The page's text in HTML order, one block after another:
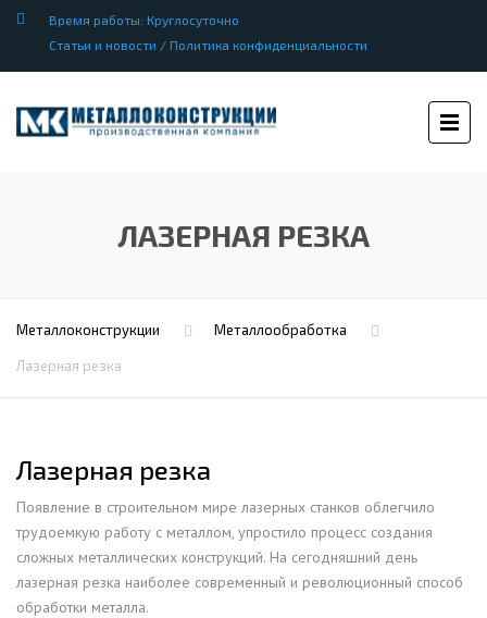
Время работы: Круглосуточно
Статьи и новости / Политика конфиденциальности
ЛАЗЕРНАЯ РЕЗКА
Металлоконструкции Металлообработка
Лазерная резка
Лазерная резка
Появление в строительном мире лазерных станков облегчило
трудоемкую работу с металлом, упростило процесс создания
сложных металлических конструкций. На сегодняшний день
лазерная резка наиболее современный и революционный способ
обработки металла.